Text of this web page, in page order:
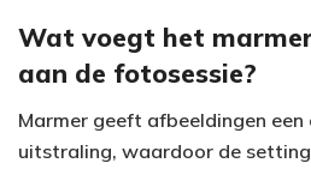
Wat voegt het
aan de fotosessie?
Marmer geeft afbeeldingen een
uitstraling, waardoor de